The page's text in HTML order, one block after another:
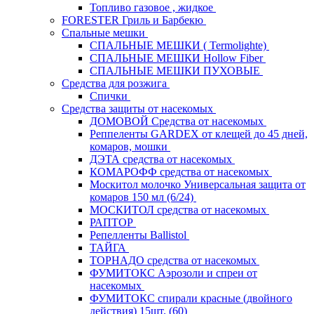
Топливо газовое , жидкое
FORESTER Гриль и Барбекю
Спальные мешки
СПАЛЬНЫЕ МЕШКИ ( Termolighte)
СПАЛЬНЫЕ МЕШКИ Hollow Fiber
СПАЛЬНЫЕ МЕШКИ ПУХОВЫЕ
Средства для розжига
Спички
Средства защиты от насекомых
ДОМОВОЙ Средства от насекомых
Реппеленты GARDEX от клещей до 45 дней,
комаров, мошки
ДЭТА средства от насекомых
КОМАРОФФ средства от насекомых
Москитол молочко Универсальная защита от
комаров 150 мл (6/24)
МОСКИТОЛ средства от насекомых
РАПТОР
Репелленты Ballistol
ТАЙГА
ТОРНАДО средства от насекомых
ФУМИТОКС Аэрозоли и спреи от
насекомых
ФУМИТОКС спирали красные (двойного
действия) 15шт. (60)